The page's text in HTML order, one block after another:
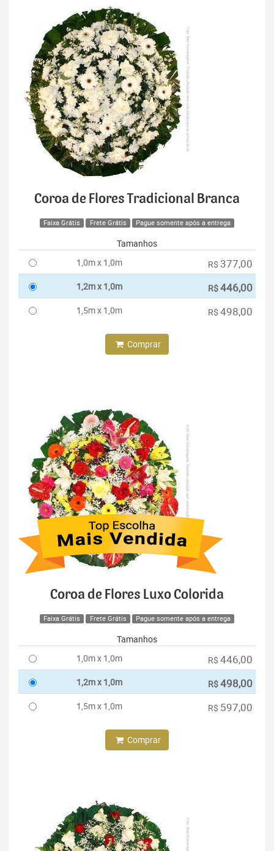
Coroa de Flores Tradicional Branca
Faixa Grátis Frete Grátis Pague somente após a entrega
Tamanhos
1,0m x 1,0m
R$ 377,00
1,2m x 1,0m R$446,00
1,5m x 1,0m R$ 498,00
Comprar
Coroa de Flores Luxo Colorida
Faixa Grátis Frete Grátis Pague somente após a entrega
Tamanhos
1,0m x 1,0m
R$ 446,00
1,2m x 1,0m R$498,00
1,5m x 1,0m R$ 597,00
Comprar